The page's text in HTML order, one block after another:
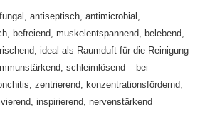
以上)免運費
以上)免運費
antiseptisch, antimicrobial,
befreiend, muskelentspannend, belebend,
ideal als Raumduft für die Reinigung
schleimlösend – bei
zentrierend, konzentrationsfördernd,
inspirierend, nervenstärkend